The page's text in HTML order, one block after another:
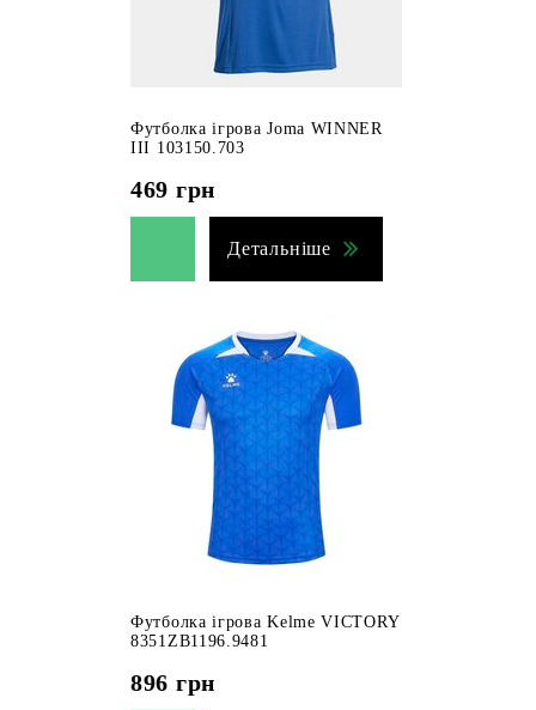
Футболка ігрова Joma WINNER
III 103150.703
469 грн
Детальніше
Футболка ігрова Kelme VICTORY
8351ZB1196.9481
896 грн